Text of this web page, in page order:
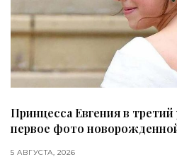
Принцесса Евгения в
первое фото
5 АВГУСТА, 2026